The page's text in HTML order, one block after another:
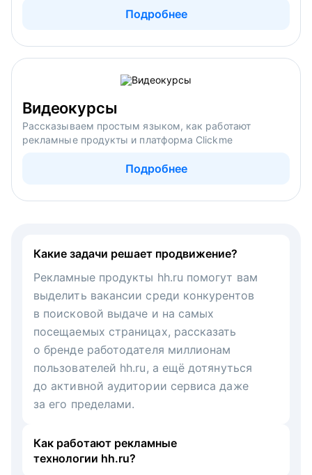
Подробнее
Видеокурсы
Рассказываем простым языком, как работают
рекламные продукты и платформа Clickme
Подробнее
Какие задачи решает продвижение?
Рекламные продукты hh.ru помогут вам
выделить вакансии среди конкурентов
в поисковой выдаче и на самых
посещаемых страницах, рассказать
о бренде работодателя миллионам
пользователей hh.ru, а ещё дотянуться
до активной аудитории сервиса даже
за его пределами.
Как работают рекламные
технологии hh.ru?